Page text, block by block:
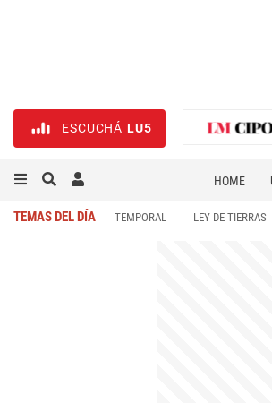
ESCUCHÁ LU5
HOME
TEMAS DEL DÍA TEMPORAL LEY DE TIERRAS